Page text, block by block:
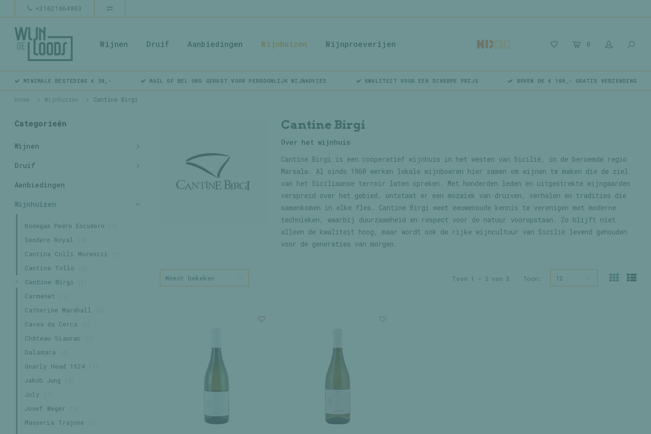
+31621864863
Wijnen Druif Aanbiedingen Wijnhuizen Wijnproeverijen 0
MINIMALE BESTEDING € 30,- MAIL OF BEL ONS GERUST VOOR PERSOONLIJK WIJNADVIES KWALITEIT VOOR EEN SCHERPE PRIJS BOVEN DE € 100,- GRATIS VERZENDING
Home Wijnhuizen Cantine Birgi
Categorieën
Wijnen
Druif
Aanbiedingen
Wijnhuizen
Bodegas Pedro Escudero
Sendero Royal
Cantina Colli Morenici
Cantina Tollo
Cantine Birgi
Carmenet
Catherine Marshall
Caves da Cerca
Château Siaurac
Dalamara
Gnarly Head 1924
Jakob Jung
Joly
Josef Weger
Masseria Trajone
Cantine Birgi
Over het wijnhuis
Cantine Birgi is een coöperatief wijnhuis in het westen van Sicilië, in de beroemde regio
Marsala. Al sinds 1960 werken lokale wijnboeren hier samen om wijnen te maken die de ziel
van het Siciliaanse terroir laten spreken. Met honderden leden en uitgestrekte wijngaarden
verspreid over het gebied, ontstaat er een mozaïek van druiven, verhalen en tradities die
samenkomen in elke fles. Cantine Birgi weet eeuwenoude kennis te verenigen met moderne
technieken, waarbij duurzaamheid en respect voor de natuur vooropstaan. Zo blijft niet
alleen de kwaliteit hoog, maar wordt ook de rijke wijncultuur van Sicilië levend gehouden
voor de generaties van morgen.
Meest bekeken Toon 1 - 2 van 2 Toon: 12